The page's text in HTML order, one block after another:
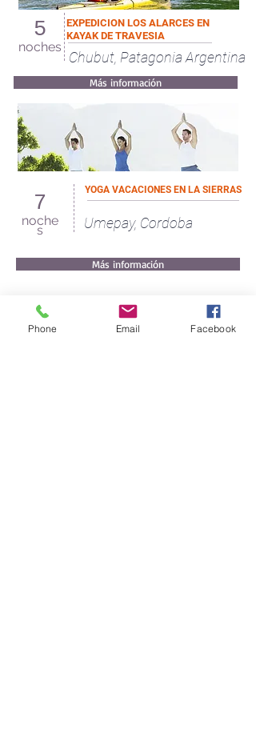
5
noches
EXPEDICION LOS ALARCES EN
KAYAK DE TRAVESIA
Chubut, Patagonia Argentina
Más información
7
noche
s
YOGA VACACIONES EN LA SIERRAS
Umepay, Cordoba
Más información
TRAVEL S.A. - Legajo: 14.574
30-71157178-3
- Mail:
info@aeromundo.com.ar©Todos los derechos
Phone Email Facebook